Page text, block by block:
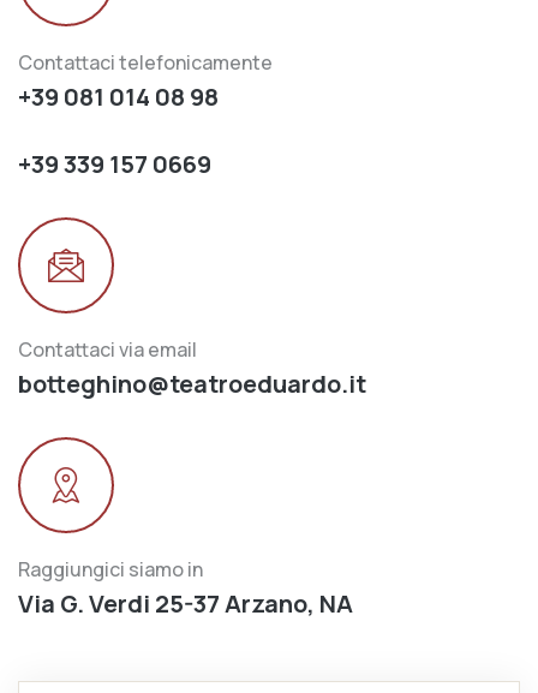
Contattaci telefonicamente
+39 081 014 08 98
+39 339 157 0669
Contattaci via email
botteghino@teatroeduardo.it
Raggiungici siamo in
Via G. Verdi 25-37 Arzano, NA